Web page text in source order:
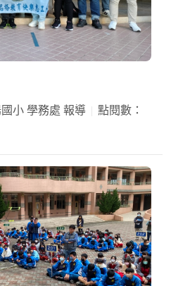
小 學務處 報導
點閱數：